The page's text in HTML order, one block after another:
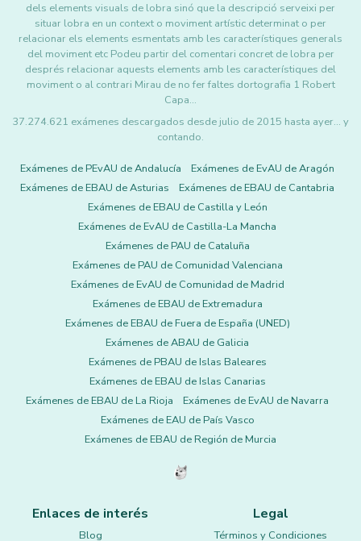
dels elements visuals de lobra sinó que la descripció serveixi per
situar lobra en un context o moviment artístic determinat o per
relacionar els elements esmentats amb les característiques generals
del moviment etc Podeu partir del comentari concret de lobra per
després relacionar aquests elements amb les característiques del
moviment o al contrari Mirau de no fer faltes dortografia 1 Robert
Capa…
37.274.621 exámenes descargados desde julio de 2015 hasta ayer... y
contando.
Exámenes de PEvAU de Andalucía
Exámenes de EvAU de Aragón
Exámenes de EBAU de Asturias
Exámenes de EBAU de Cantabria
Exámenes de EBAU de Castilla y León
Exámenes de EvAU de Castilla-La Mancha
Exámenes de PAU de Cataluña
Exámenes de PAU de Comunidad Valenciana
Exámenes de EvAU de Comunidad de Madrid
Exámenes de EBAU de Extremadura
Exámenes de EBAU de Fuera de España (UNED)
Exámenes de ABAU de Galicia
Exámenes de PBAU de Islas Baleares
Exámenes de EBAU de Islas Canarias
Exámenes de EBAU de La Rioja
Exámenes de EvAU de Navarra
Exámenes de EAU de País Vasco
Exámenes de EBAU de Región de Murcia
Enlaces de interés
Blog
Legal
Términos y Condiciones